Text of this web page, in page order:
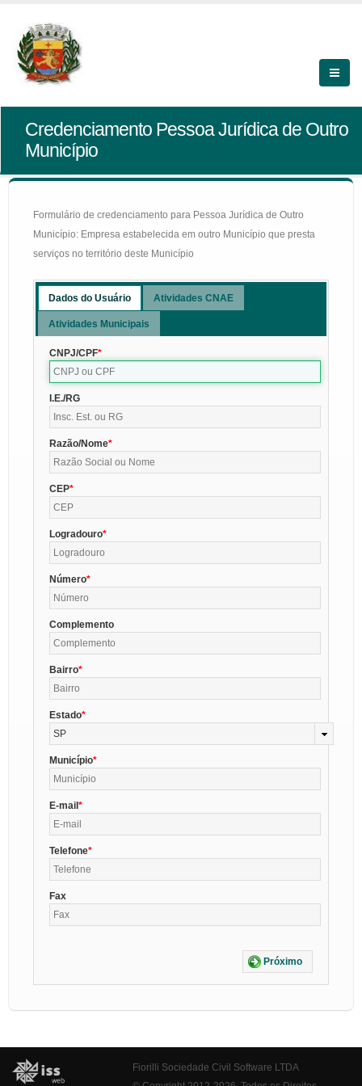
Credenciamento Pessoa Jurídica de Outro
Município
Formulário de credenciamento para Pessoa Jurídica de Outro
Município: Empresa estabelecida em outro Município que presta
serviços no território deste Município
Dados do Usuário Atividades CNAE
Atividades Municipais
CNPJ/CPF
I.E./RG
Razão/Nome
CEP
Logradouro
Número
Complemento
Bairro
Estado
SP
Município
E-mail
Telefone
Fax
Próximo
Fiorilli Sociedade Civil Software LTDA